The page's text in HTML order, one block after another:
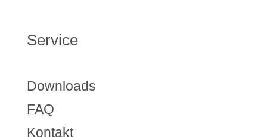
Service
Downloads
FAQ
Kontakt